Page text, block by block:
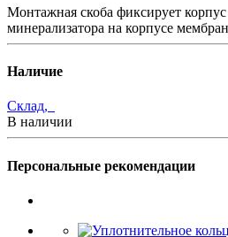
Монтажная скоба фиксирует
минерализатора на корпусе
Наличие
Склад,
В наличии
Персональные рекомендации